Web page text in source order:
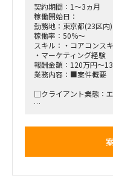
契約期間：1～3ヵ月
稼働開始日：
勤務地：東京都(23区内)
稼働率：50%～
スキル：・コアコンス
・マーケティング経験
報酬金額：120万円～
業務内容：■案件概要
□クライアント業態：
キャラクターの企画設